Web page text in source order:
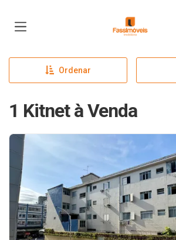
Página inicial
Ordenar
1 Kitnet à Venda